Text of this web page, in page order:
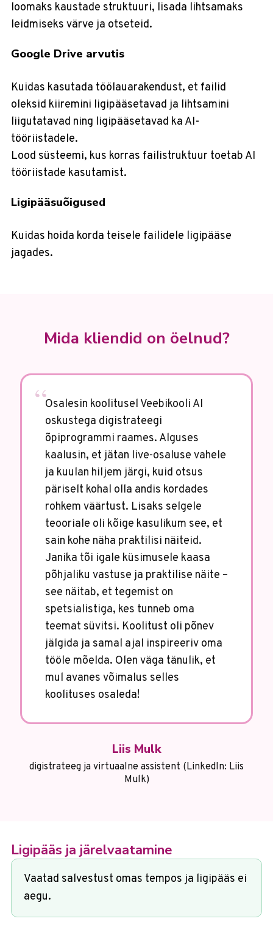
loomaks kaustade struktuuri, lisada lihtsamaks
leidmiseks värve ja otseteid.
Google Drive arvutis
Kuidas kasutada töölauarakendust, et failid
oleksid kiiremini ligipääsetavad ja lihtsamini
liigutatavad ning ligipääsetavad ka AI-
tööriistadele.
Lood süsteemi, kus korras failistruktuur toetab AI
tööriistade kasutamist.
Ligipääsuõigused
Kuidas hoida korda teisele failidele ligipääse
jagades.
Mida kliendid on öelnud?
Osalesin koolitusel Veebikooli AI
oskustega digistrateegi
õpiprogrammi raames. Alguses
kaalusin, et jätan live-osaluse vahele
ja kuulan hiljem järgi, kuid otsus
päriselt kohal olla andis kordades
rohkem väärtust. Lisaks selgele
teooriale oli kõige kasulikum see, et
sain kohe näha praktilisi näiteid.
Janika tõi igale küsimusele kaasa
põhjaliku vastuse ja praktilise näite –
see näitab, et tegemist on
spetsialistiga, kes tunneb oma
teemat süvitsi. Koolitust oli põnev
jälgida ja samal ajal inspireeriv oma
tööle mõelda. Olen väga tänulik, et
mul avanes võimalus selles
koolituses osaleda!
Liis Mulk
digistrateeg ja virtuaalne assistent (LinkedIn: Liis
Mulk)
Ligipääs ja järelvaatamine
Vaatad salvestust omas tempos ja ligipääs ei
aegu.